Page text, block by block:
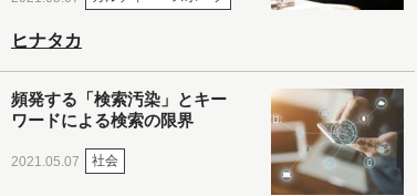
ヒナタカ
頻発する「検索汚染」とキー
ワードによる検索の限界
2021.05.07 社会